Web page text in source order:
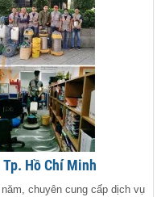
Tp. Hồ Chí Minh
chuyên cung cấp dịch vụ